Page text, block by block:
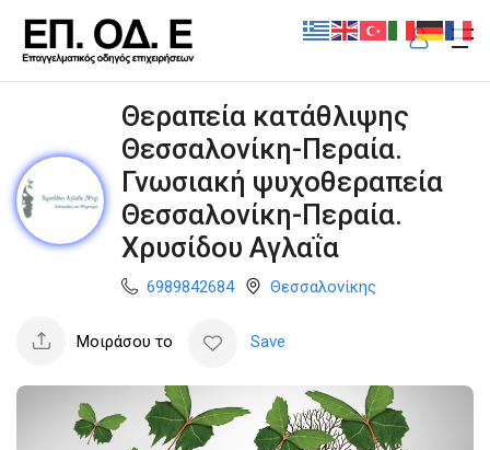
Θεραπεία κατάθλιψης
Θεσσαλονίκη-Περαία.
Γνωσιακή ψυχοθεραπεία
Θεσσαλονίκη-Περαία.
Χρυσίδου Αγλαΐα
6989842684 Θεσσαλονίκης
Μοιράσου το Save